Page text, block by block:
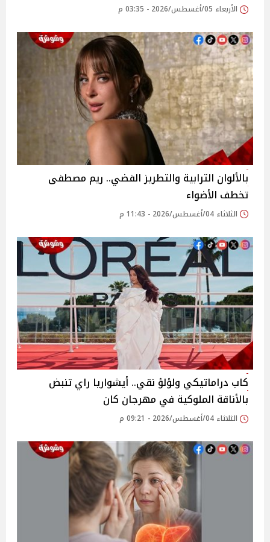
الأربعاء 05/أغسطس/2026 - 03:35 م
بالألوان الترابية والتطريز الفضي.. ريم مصطفى
تخطف الأضواء
الثلاثاء 04/أغسطس/2026 - 11:43 م
كاب دراماتيكي ولؤلؤ نقي.. أيشواريا راي تنبض
بالأناقة الملوكية في مهرجان كان
الثلاثاء 04/أغسطس/2026 - 09:21 م